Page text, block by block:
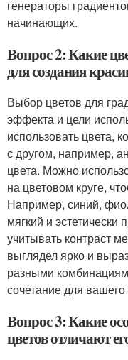
генераторы
начинающих.
Вопрос 2: Какие
для создания
Выбор цветов для
эффекта и цели
использовать цвета,
с другом, например,
цвета. Можно
на цветовом круге,
Например, синий,
мягкий и
учитывать контраст
выглядел ярко и
разными
сочетание для вашего
Вопрос 3: Какие
цветов отличают